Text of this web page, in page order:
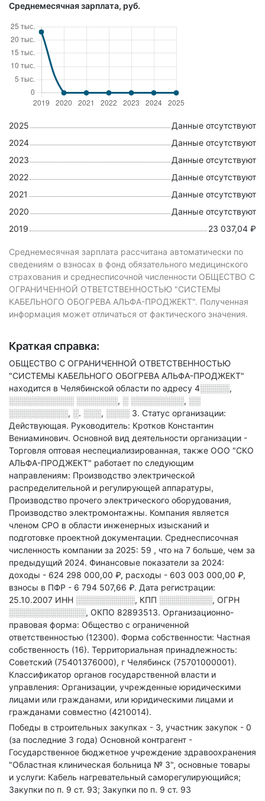
Среднемесячная зарплата, руб.
2025
Данные отсутствуют
2024
Данные отсутствуют
2023
Данные отсутствуют
2022
Данные отсутствуют
2021
Данные отсутствуют
2020
Данные отсутствуют
2019
23 037,04 ₽
Среднемесячная зарплата рассчитана автоматически по
сведениям о взносах в фонд обязательного медицинского
страхования и среднесписочной численности ОБЩЕСТВО С
ОГРАНИЧЕННОЙ ОТВЕТСТВЕННОСТЬЮ "СИСТЕМЫ
КАБЕЛЬНОГО ОБОГРЕВА АЛЬФА-ПРОДЖЕКТ". Полученная
информация может отличаться от фактического значения.
Краткая справка:
ОБЩЕСТВО С ОГРАНИЧЕННОЙ ОТВЕТСТВЕННОСТЬЮ
"СИСТЕМЫ КАБЕЛЬНОГО ОБОГРЕВА АЛЬФА-ПРОДЖЕКТ"
находится в Челябинской области по адресу 4░░░░░,
░░░░░░░░░░░ ░░░░░░░, ░ ░░░░░░░░░, ░░
░░░░░░░░░░, ░. ░░░, ░░░░ 3. Статус организации:
Действующая. Руководитель: Кротков Константин
Вениаминович. Основной вид деятельности организации -
Торговля оптовая неспециализированная, также ООО "СКО
АЛЬФА-ПРОДЖЕКТ" работает по следующим
направлениям: Производство электрической
распределительной и регулирующей аппаратуры,
Производство прочего электрического оборудования,
Производство электромонтажны. Компания является
членом СРО в области инженерных изысканий и
подготовке проектной документации. Среднесписочная
численность компании за 2025: 59 , что на 7 больше, чем за
предыдущий 2024. Финансовые показатели за 2024:
доходы - 624 298 000,00 ₽, расходы - 603 003 000,00 ₽,
взносы в ПФР - 6 794 507,66 ₽. Дата регистрации:
25.10.2007 ИНН ░░░░░░░░░░, КПП ░░░░░░░░░, ОГРН
░░░░░░░░░░░░░, ОКПО 82893513. Организационно-
правовая форма: Общество с ограниченной
ответственностью (12300). Форма собственности: Частная
собственность (16). Территориальная принадлежность:
Советский (75401376000), г Челябинск (75701000001).
Классификатор органов государственной власти и
управления: Организации, учрежденные юридическими
лицами или гражданами, или юридическими лицами и
гражданами совместно (4210014).
Победы в строительных закупках - 3, участник закупок - 0
(за последние 3 года) Основной контрагент -
Государственное бюджетное учреждение здравоохранения
"Областная клиническая больница № 3", основные товары
и услуги: Кабель нагревательный саморегулирующийся;
Закупки по п. 9 ст. 93; Закупки по п. 9 ст. 93